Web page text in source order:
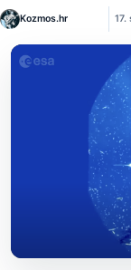
Kozmos.hr 17.